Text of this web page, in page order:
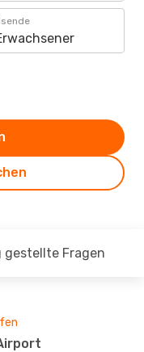
gestellte Fragen